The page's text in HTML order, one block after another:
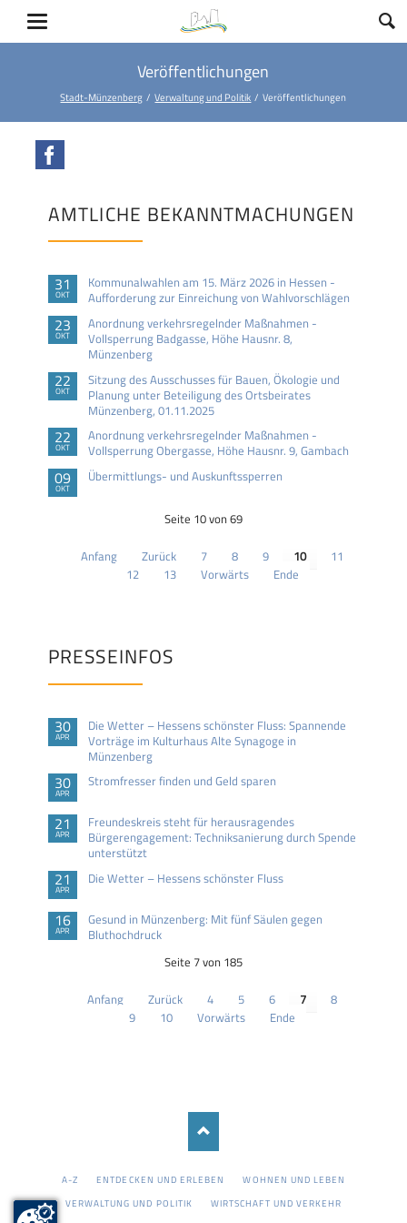
Veröffentlichungen
Stadt-Münzenberg Verwaltung und Politik Veröffentlichungen
AMTLICHE BEKANNTMACHUNGEN
31
OKT
Kommunalwahlen am 15. März 2026 in Hessen -
Aufforderung zur Einreichung von Wahlvorschlägen
23
OKT
Anordnung verkehrsregelnder Maßnahmen -
Vollsperrung Badgasse, Höhe Hausnr. 8,
Münzenberg
22
OKT
Sitzung des Ausschusses für Bauen, Ökologie und
Planung unter Beteiligung des Ortsbeirates
Münzenberg, 01.11.2025
22
OKT
Anordnung verkehrsregelnder Maßnahmen -
Vollsperrung Obergasse, Höhe Hausnr. 9, Gambach
09
OKT
Übermittlungs- und Auskunftssperren
Seite 10 von 69
Anfang Zurück 7 8 9 10
11
12
13 Vorwärts Ende
PRESSEINFOS
30
APR
Die Wetter – Hessens schönster Fluss: Spannende
Vorträge im Kulturhaus Alte Synagoge in
Münzenberg
30
APR
Stromfresser finden und Geld sparen
21
APR
Freundeskreis steht für herausragendes
Bürgerengagement: Techniksanierung durch Spende
unterstützt
21
APR
Die Wetter – Hessens schönster Fluss
16
APR
Gesund in Münzenberg: Mit fünf Säulen gegen
Bluthochdruck
Seite 7 von 185
Anfang Zurück 4 5 6 7
8
9
10 Vorwärts Ende
NAVIGATION
A-Z ENTDECKEN UND ERLEBEN
WOHNEN UND LEBEN
VERWALTUNG UND POLITIK
WIRTSCHAFT UND VERKEHR